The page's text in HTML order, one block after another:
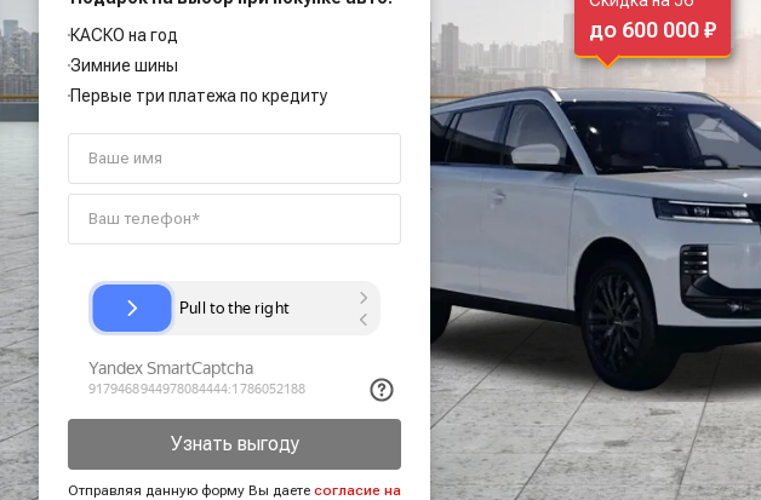
КАСКО на год
Зимние шины
Первые три платежа по кредиту
Узнать выгоду
Отправляя данную форму Вы даете согласие на
до 600 000 ₽